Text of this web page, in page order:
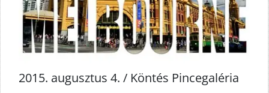
2015. augusztus 4. / Köntés Pincegaléria